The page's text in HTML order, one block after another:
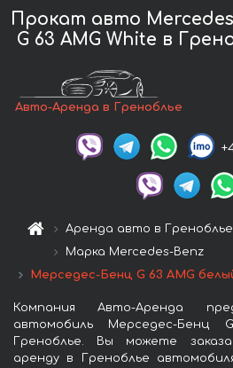
Прокат авто
G 63 AMG White в
Авто-Аренда в Греноблье
Аренда авто в Греноблье
Марка Mercedes-Benz
Мерседес-Бенц G 63 AMG
Компания Авто-Аренда
автомобиль Мерседес-
Греноблье. Вы можете
аренду в Греноблье